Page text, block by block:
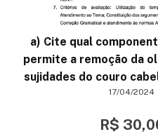
a) Cite qual
permite a remoção da
sujidades do couro
17/04/2024
R$